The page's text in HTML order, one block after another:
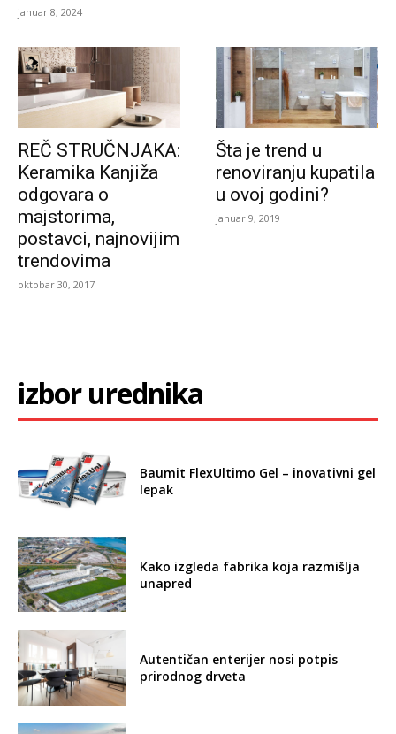
januar 8, 2024
REČ STRUČNJAKA:
Keramika Kanjiža
odgovara o
majstorima,
postavci, najnovijim
trendovima
oktobar 30, 2017
Šta je trend u
renoviranju kupatila
u ovoj godini?
januar 9, 2019
izbor urednika
Baumit FlexUltimo Gel – inovativni gel
lepak
Kako izgleda fabrika koja razmišlja
unapred
Autentičan enterijer nosi potpis
prirodnog drveta